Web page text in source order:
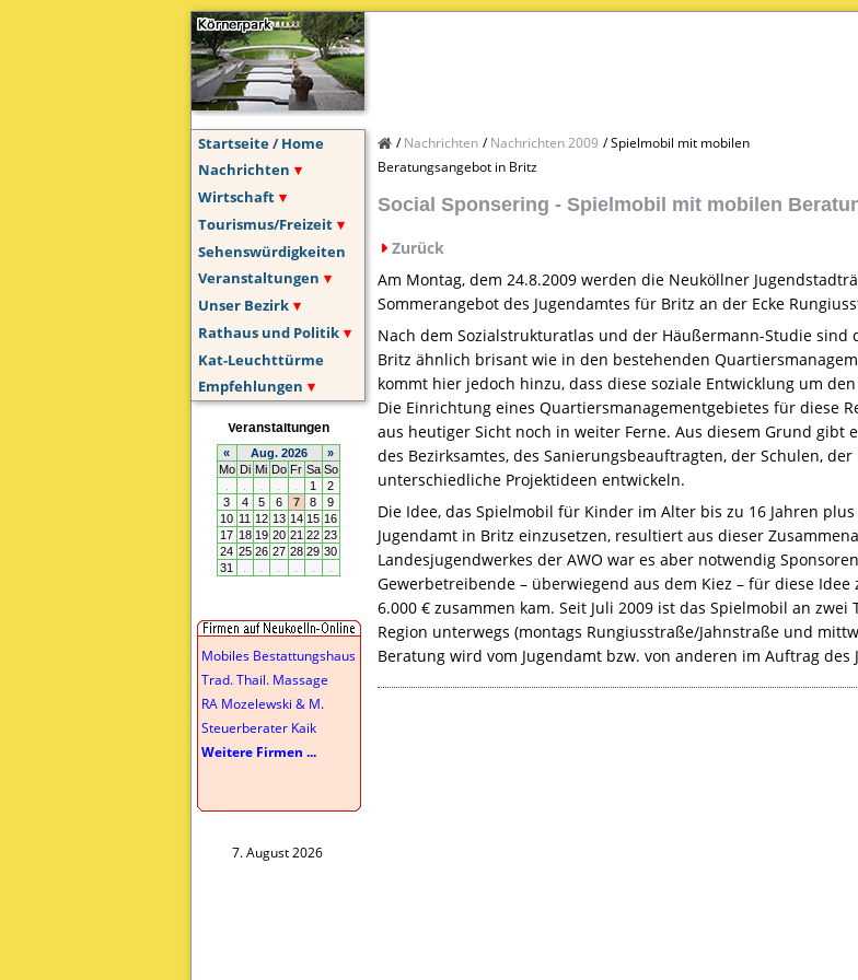
Startseite / Home
Nachrichten
Wirtschaft
Tourismus/Freizeit
Sehenswürdigkeiten
Veranstaltungen
Unser Bezirk
Rathaus und Politik
Kat-Leuchttürme
Empfehlungen
Mobiles Bestattungshaus
Trad. Thail. Massage
RA Mozelewski & M.
Steuerberater Kaik
Weitere Firmen ...
7. August 2026
Nachrichten Nachrichten 2009
Spielmobil mit mobilen
Beratungsangebot in Britz
Social Sponsering - Spielmobil mit mobilen
Zurück
Am Montag, dem 24.8.2009 werden die Neuköllner
Sommerangebot des Jugendamtes für Britz an der Ecke
Nach dem Sozialstrukturatlas und der Häußermann-Studie
Britz ähnlich brisant wie in den bestehenden
kommt hier jedoch hinzu, dass diese soziale Entwicklung um
Die Einrichtung eines Quartiersmanagementgebietes für diese
aus heutiger Sicht noch in weiter Ferne. Aus diesem Grund gibt
des Bezirksamtes, des Sanierungsbeauftragten, der Schulen,
unterschiedliche Projektideen entwickeln.
Die Idee, das Spielmobil für Kinder im Alter bis zu 16 Jahren
Jugendamt in Britz einzusetzen, resultiert aus dieser
Landesjugendwerkes der AWO war es aber notwendig
Gewerbetreibende – überwiegend aus dem Kiez – für diese
6.000 € zusammen kam. Seit Juli 2009 ist das Spielmobil an
Region unterwegs (montags Rungiusstraße/Jahnstraße und
Beratung wird vom Jugendamt bzw. von anderen im Auftrag